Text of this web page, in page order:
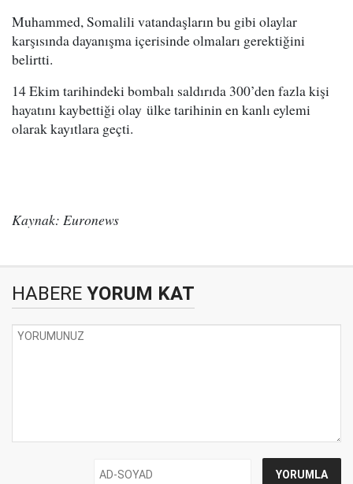
Muhammed, Somalili vatandaşların bu gibi olaylar
karşısında dayanışma içerisinde olmaları gerektiğini
belirtti.
14 Ekim tarihindeki bombalı saldırıda 300’den fazla kişi
hayatını kaybettiği olay ülke tarihinin en kanlı eylemi
olarak kayıtlara geçti.
Kaynak: Euronews
HABERE YORUM KAT